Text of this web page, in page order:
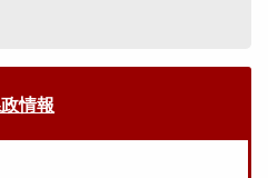
情報